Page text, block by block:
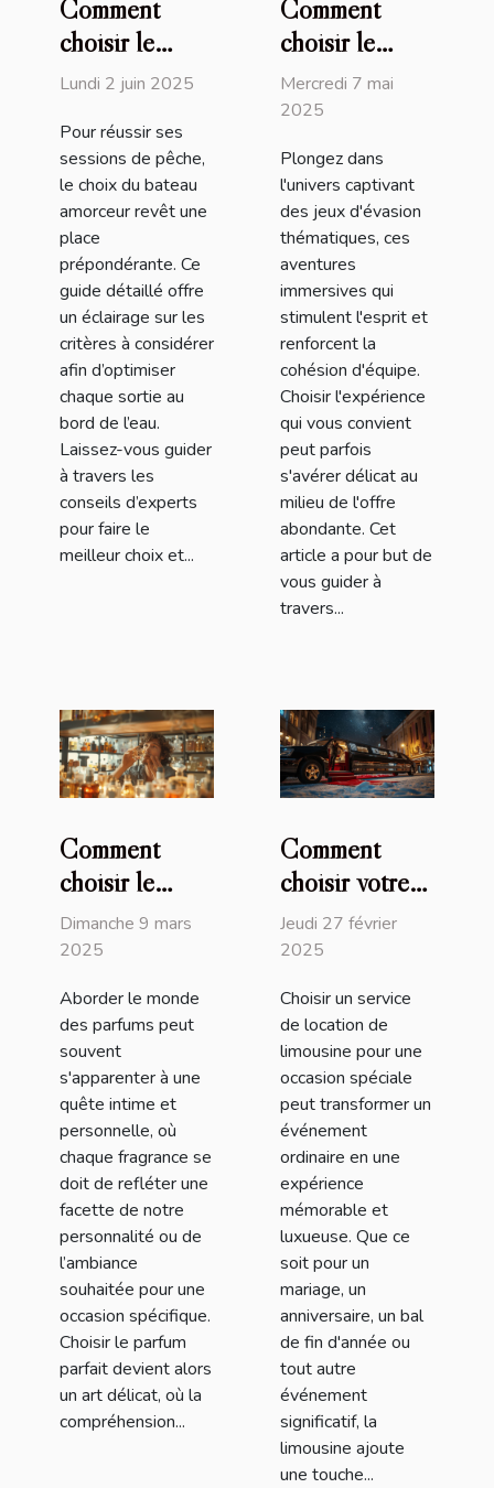
Comment
choisir le
meilleur
amorceur pour
vos sessions
de pêche
Lundi 2 juin 2025
Pour réussir ses
sessions de pêche,
le choix du bateau
amorceur revêt une
place
prépondérante. Ce
guide détaillé offre
un éclairage sur les
critères à considérer
afin d’optimiser
chaque sortie au
bord de l’eau.
Laissez-vous guider
à travers les
conseils d’experts
pour faire le
meilleur choix et...
Comment
choisir le
meilleur jeu
d'évasion
pour votre
prochaine
aventure
Mercredi 7 mai
2025
Plongez dans
l'univers captivant
des jeux d'évasion
thématiques, ces
aventures
immersives qui
stimulent l'esprit et
renforcent la
cohésion d'équipe.
Choisir l'expérience
qui vous convient
peut parfois
s'avérer délicat au
milieu de l'offre
abondante. Cet
article a pour but de
vous guider à
travers...
Comment
choisir le
parfum parfait
pour chaque
Dimanche 9 mars
2025
Aborder le monde
des parfums peut
souvent
s'apparenter à une
quête intime et
personnelle, où
chaque fragrance se
doit de refléter une
facette de notre
personnalité ou de
l’ambiance
souhaitée pour une
occasion spécifique.
Choisir le parfum
parfait devient alors
un art délicat, où la
compréhension...
Comment
choisir votre
service de
location de
un événement
spécial
Jeudi 27 février
2025
Choisir un service
de location de
limousine pour une
occasion spéciale
peut transformer un
événement
ordinaire en une
expérience
mémorable et
luxueuse. Que ce
soit pour un
mariage, un
anniversaire, un bal
de fin d'année ou
tout autre
événement
significatif, la
limousine ajoute
une touche...